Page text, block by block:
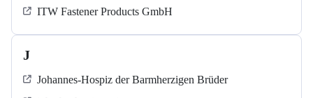
ITW Fastener Products GmbH
J
Johannes-Hospiz der Barmherzigen Brüder